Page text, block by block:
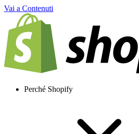
Vai a Contenuti
Perché Shopify